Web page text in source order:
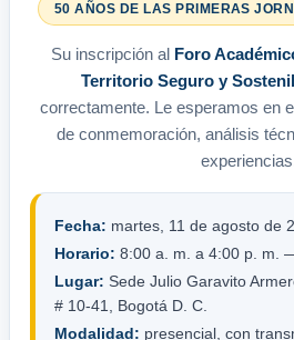
50 AÑOS DE LAS PRIMERAS
Su inscripción al Foro
Territorio Seguro y
correctamente. Le esperamos en
de conmemoración, análisis
Fecha: martes, 11 de agosto de
Horario: 8:00 a. m. a 4:00 p. m.
Lugar: Sede Julio Garavito
# 10-41, Bogotá D. C.
Modalidad: presencial, con